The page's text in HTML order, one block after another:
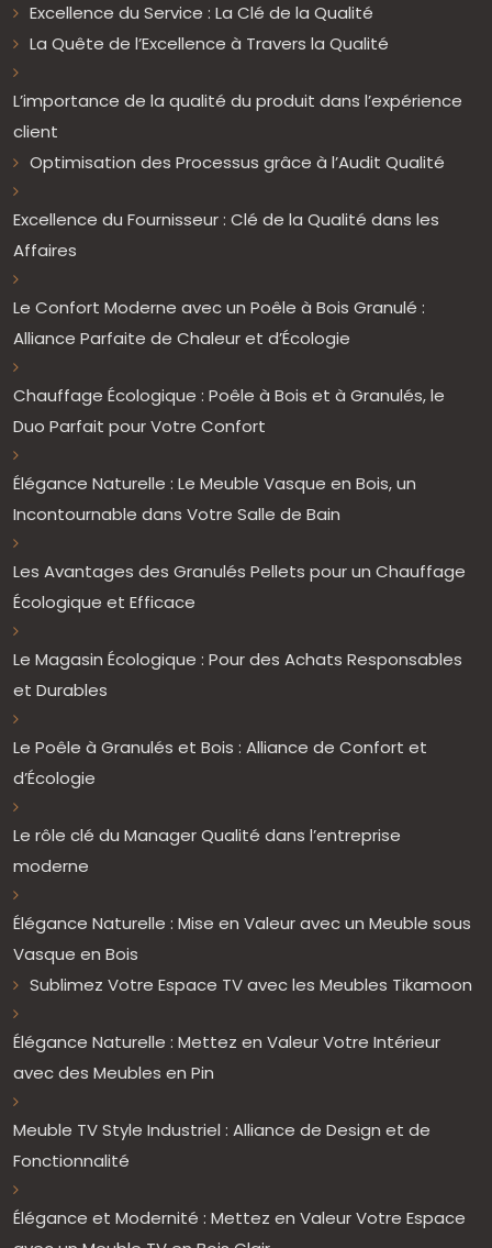
Excellence du Service : La Clé de la Qualité
La Quête de l’Excellence à Travers la Qualité
L’importance de la qualité du produit dans l’expérience
client
Optimisation des Processus grâce à l’Audit Qualité
Excellence du Fournisseur : Clé de la Qualité dans les
Affaires
Le Confort Moderne avec un Poêle à Bois Granulé :
Alliance Parfaite de Chaleur et d’Écologie
Chauffage Écologique : Poêle à Bois et à Granulés, le
Duo Parfait pour Votre Confort
Élégance Naturelle : Le Meuble Vasque en Bois, un
Incontournable dans Votre Salle de Bain
Les Avantages des Granulés Pellets pour un Chauffage
Écologique et Efficace
Le Magasin Écologique : Pour des Achats Responsables
et Durables
Le Poêle à Granulés et Bois : Alliance de Confort et
d’Écologie
Le rôle clé du Manager Qualité dans l’entreprise
moderne
Élégance Naturelle : Mise en Valeur avec un Meuble sous
Vasque en Bois
Sublimez Votre Espace TV avec les Meubles Tikamoon
Élégance Naturelle : Mettez en Valeur Votre Intérieur
avec des Meubles en Pin
Meuble TV Style Industriel : Alliance de Design et de
Fonctionnalité
Élégance et Modernité : Mettez en Valeur Votre Espace